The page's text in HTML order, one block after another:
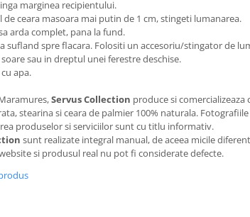
marginea recipientului.
de ceara masoara mai putin de 1 cm, stingeti lumanarea.
arda complet, pana la fund.
sufland spre flacara. Folositi un accesoriu/stingator de
sau in dreptul unei ferestre deschise.
apa.
Servus Collection produce si comercializeaza
stearina si ceara de palmier 100% naturala. Fotografiile
produselor si serviciilor sunt cu titlu informativ.
sunt realizate integral manual, de aceea micile
si produsul real nu pot fi considerate defecte.